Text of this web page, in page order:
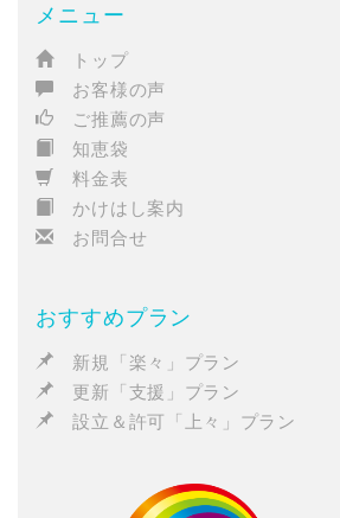
メニュー
トップ
お客様の声
ご推薦の声
知恵袋
料金表
かけはし案内
お問合せ
おすすめプラン
新規「楽々」プラン
更新「支援」プラン
設立＆許可「上々」プラン